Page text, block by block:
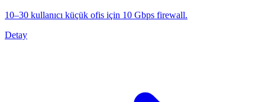
10–30 kullanıcı küçük ofis için 10 Gbps firewall.
Detay